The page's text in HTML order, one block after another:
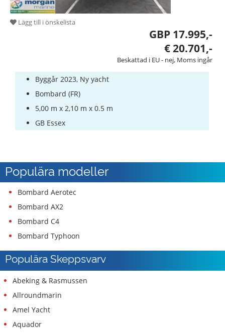
Lägg till i önskelista
GBP 17.995,-
€ 20.701,-
Beskattad i EU - nej, Moms ingår
Byggår 2023, Ny yacht
Bombard (FR)
5,00 m x 2,10 m x 0.5 m
GB Essex
Populära modeller
Bombard Aerotec
Bombard AX2
Bombard C4
Bombard Typhoon
Populära Skeppsvarv
Abeking & Rasmussen
Allroundmarin
Amel Yacht
Aquador